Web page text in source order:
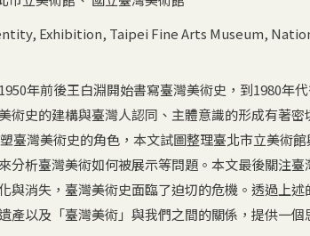
, Exhibition, Taipei Fine Arts Museum,
年前後王白淵開始書寫臺灣美術史，到1980年
術史的建構與臺灣人認同、主體意識的形成有著密
臺灣美術史的角色，本文試圖整理臺北市立美術館
分析臺灣美術如何被展示等問題。本文最後關注臺
與消失，臺灣美術史面臨了迫切的危機。透過上述
產以及「臺灣美術」與我們之間的關係，提供一個